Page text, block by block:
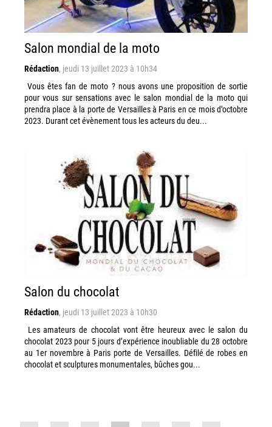
Salon mondial de la moto
Rédaction, jeudi 13 juillet 2023 à 10h34
Vous êtes fan de moto ? nous avons une proposition de sortie
pour vous sur sensations avec le salon mondial de la moto qui
prendra place à la porte de Versailles à Paris en ce mois d’octobre
2023. Durant cet évènement tous les acteurs du deu...
Salon du chocolat
Rédaction, jeudi 13 juillet 2023 à 10h30
Les amateurs de chocolat vont être heureux avec le salon du
chocolat 2023 pour 5 jours d’expérience inoubliable du 28 octobre
au 1er novembre à Paris porte de Versailles. Défilé de robes en
chocolat et sculptures monumentales, bûches gou...